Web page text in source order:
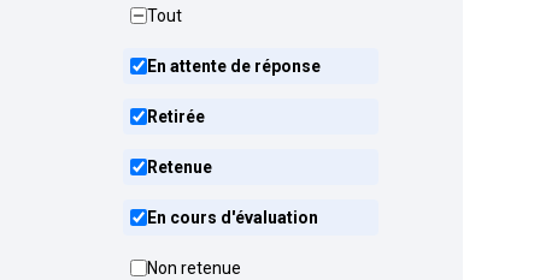
Tout
En attente de réponse
Retirée
Retenue
En cours d'évaluation
Non retenue